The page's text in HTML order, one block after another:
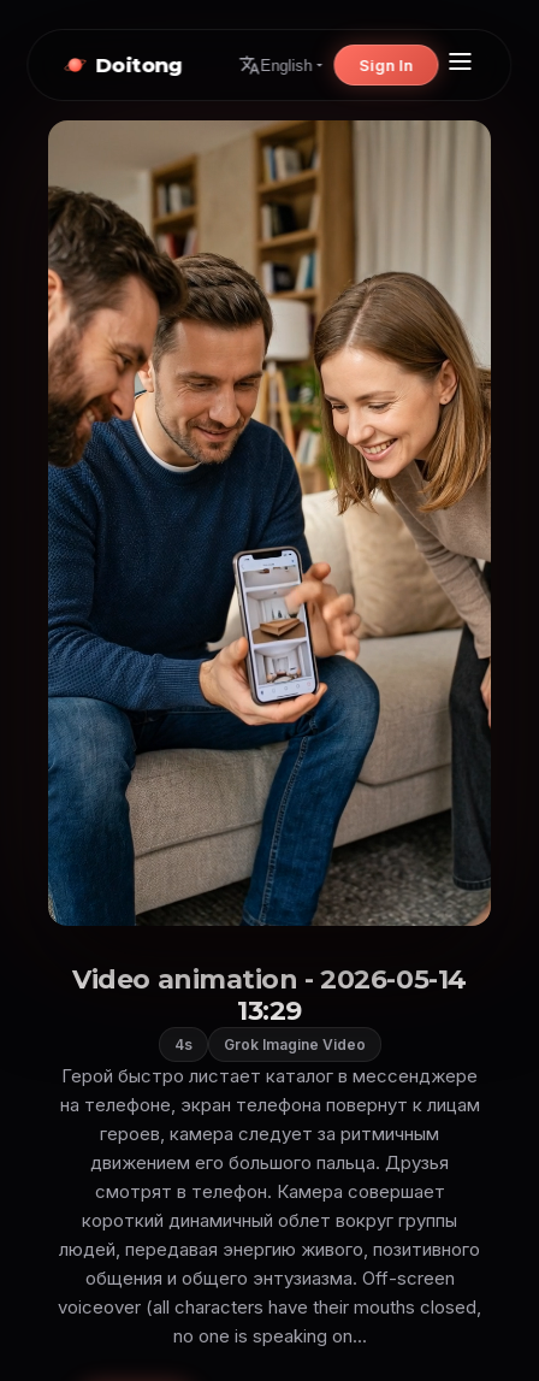
Doitong English Sign In
Video animation - 2026-05-14
13:29
4s Grok Imagine Video
Герой быстро листает каталог в мессенджере
на телефоне, экран телефона повернут к лицам
героев, камера следует за ритмичным
движением его большого пальца. Друзья
смотрят в телефон. Камера совершает
короткий динамичный облет вокруг группы
людей, передавая энергию живого, позитивного
общения и общего энтузиазма. Off-screen
voiceover (all characters have their mouths closed,
no one is speaking on...